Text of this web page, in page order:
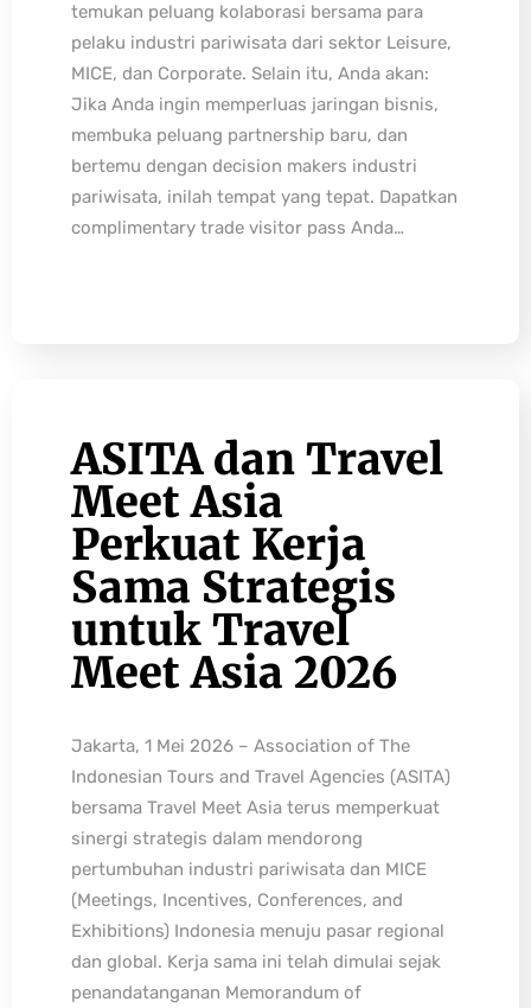
temukan peluang kolaborasi bersama para
pelaku industri pariwisata dari sektor Leisure,
MICE, dan Corporate. Selain itu, Anda akan:
Jika Anda ingin memperluas jaringan bisnis,
membuka peluang partnership baru, dan
bertemu dengan decision makers industri
pariwisata, inilah tempat yang tepat. Dapatkan
complimentary trade visitor pass Anda…
ASITA dan Travel
Meet Asia
Perkuat Kerja
Sama Strategis
untuk Travel
Meet Asia 2026
Jakarta, 1 Mei 2026 – Association of The
Indonesian Tours and Travel Agencies (ASITA)
bersama Travel Meet Asia terus memperkuat
sinergi strategis dalam mendorong
pertumbuhan industri pariwisata dan MICE
(Meetings, Incentives, Conferences, and
Exhibitions) Indonesia menuju pasar regional
dan global. Kerja sama ini telah dimulai sejak
penandatanganan Memorandum of